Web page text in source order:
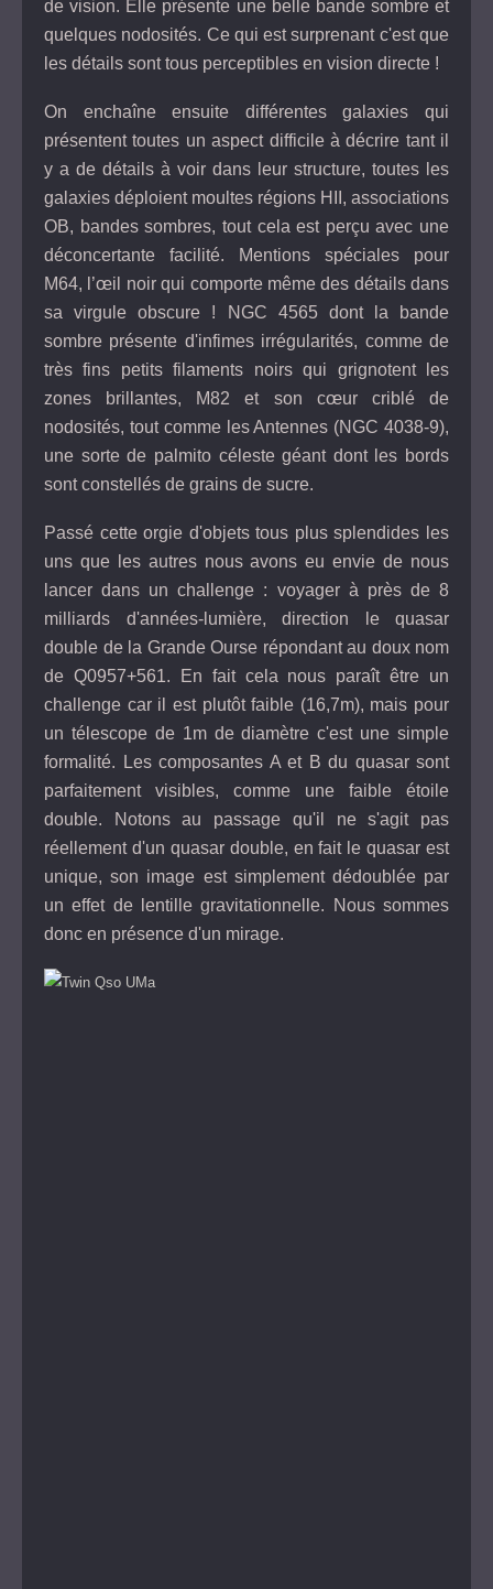
de vision. Elle présente une belle bande sombre et
quelques nodosités. Ce qui est surprenant c'est que
les détails sont tous perceptibles en vision directe !
On enchaîne ensuite différentes galaxies qui
présentent toutes un aspect difficile à décrire tant il
y a de détails à voir dans leur structure, toutes les
galaxies déploient moultes régions HII, associations
OB, bandes sombres, tout cela est perçu avec une
déconcertante facilité. Mentions spéciales pour
M64, l’œil noir qui comporte même des détails dans
sa virgule obscure ! NGC 4565 dont la bande
sombre présente d'infimes irrégularités, comme de
très fins petits filaments noirs qui grignotent les
zones brillantes, M82 et son cœur criblé de
nodosités, tout comme les Antennes (NGC 4038-9),
une sorte de palmito céleste géant dont les bords
sont constellés de grains de sucre.
Passé cette orgie d'objets tous plus splendides les
uns que les autres nous avons eu envie de nous
lancer dans un challenge : voyager à près de 8
milliards d'années-lumière, direction le quasar
double de la Grande Ourse répondant au doux nom
de Q0957+561. En fait cela nous paraît être un
challenge car il est plutôt faible (16,7m), mais pour
un télescope de 1m de diamètre c'est une simple
formalité. Les composantes A et B du quasar sont
parfaitement visibles, comme une faible étoile
double. Notons au passage qu'il ne s'agit pas
réellement d'un quasar double, en fait le quasar est
unique, son image est simplement dédoublée par
un effet de lentille gravitationnelle. Nous sommes
donc en présence d'un mirage.